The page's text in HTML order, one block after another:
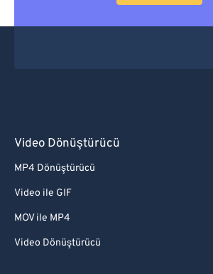
Video Dönüştürücü
MP4 Dönüştürücü
Video ile GIF
MOV ile MP4
Video Dönüştürücü